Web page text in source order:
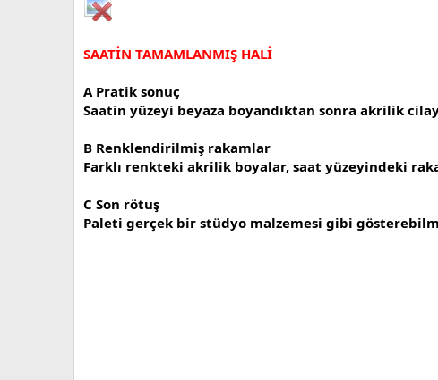
SAATİN TAMAMLANMIŞ HALİ
A Pratik sonuç
Saatin yüzeyi beyaza boyandıktan sonra akrilik
B Renklendirilmiş rakamlar
Farklı renkteki akrilik boyalar, saat yüzeyindeki
C Son rötuş
Paleti gerçek bir stüdyo malzemesi gibi